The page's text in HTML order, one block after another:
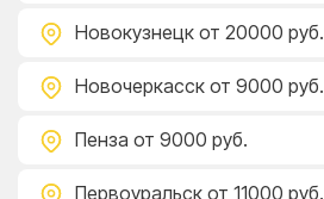
Новокузнецк от 20000 руб.
Новочеркасск от 9000 руб.
Пенза от 9000 руб.
Первоуральск от 11000 руб.